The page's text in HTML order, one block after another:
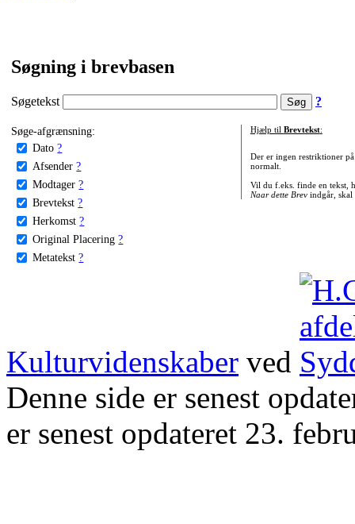
Søgning i brevbasen
Søgetekst ?
Søge-afgrænsning:
Dato ?
Afsender ?
Modtager ?
Brevtekst ?
Herkomst ?
Original Placering ?
Metatekst ?
Hjælp til Brevtekst:
Der er ingen restriktioner
normalt.
Vil du f.eks. finde en tekst,
Naar dette Brevindgår, skal
Kulturvidenskaber ved
Denne side er senest
er senest opdateret 23.